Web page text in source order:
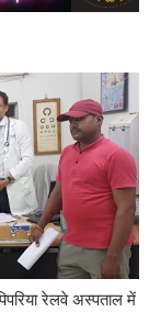
रेलवे अस्पताल में